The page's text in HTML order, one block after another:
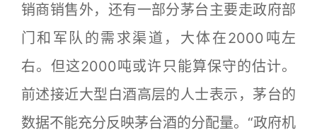
销商销售外，还有一部分茅台主要走政府部
门和军队的需求渠道，大体在2000吨左
右。但这2000吨或许只能算保守的估计。
前述接近大型白酒高层的人士表示，茅台的
数据不能充分反映茅台酒的分配量。“政府机